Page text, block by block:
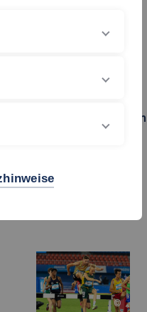
von der Bauhaus-
von der Ulrich
überreichten
Gold Award an
der RWTH
©